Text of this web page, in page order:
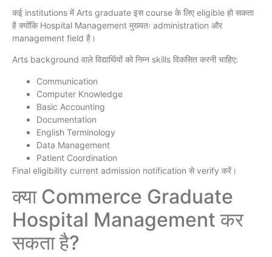
कई institutions में Arts graduate इस course के लिए eligible हो सकता
है क्योंकि Hospital Management मुख्यतः administration और
management field है।
Arts background वाले विद्यार्थियों को निम्न skills विकसित करनी चाहिए:
Communication
Computer Knowledge
Basic Accounting
Documentation
English Terminology
Data Management
Patient Coordination
Final eligibility current admission notification से verify करें।
क्या Commerce Graduate
Hospital Management कर
सकता है?